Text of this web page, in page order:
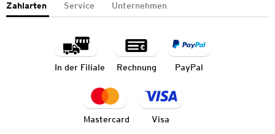
Zahlarten Service Unternehmen
In der Filiale Rechnung PayPal
Mastercard Visa